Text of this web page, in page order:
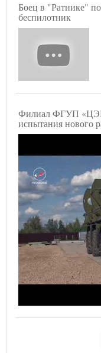
Боец в "Ратнике"
беспилотник
Филиал ФГУП
испытания нового